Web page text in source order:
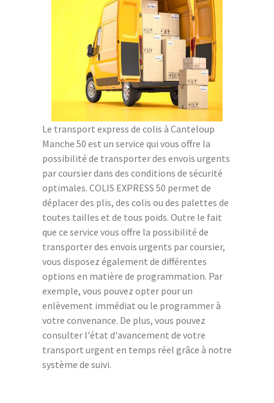
Le transport express de colis à Canteloup
Manche 50 est un service qui vous offre la
possibilité de transporter des envois urgents
par coursier dans des conditions de sécurité
optimales. COLIS EXPRESS 50 permet de
déplacer des plis, des colis ou des palettes de
toutes tailles et de tous poids. Outre le fait
que ce service vous offre la possibilité de
transporter des envois urgents par coursier,
vous disposez également de différentes
options en matière de programmation. Par
exemple, vous pouvez opter pour un
enlèvement immédiat ou le programmer à
votre convenance. De plus, vous pouvez
consulter l'état d'avancement de votre
transport urgent en temps réel grâce à notre
système de suivi.